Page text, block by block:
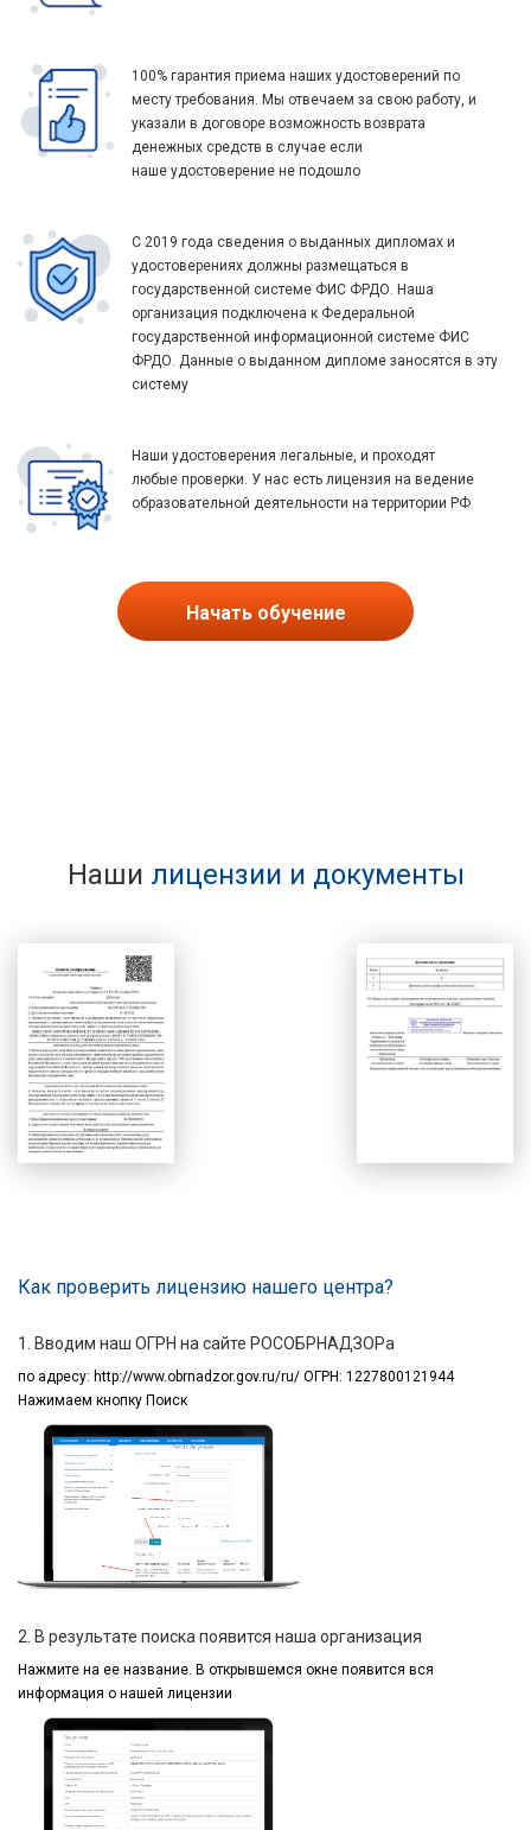
100% гарантия приема наших удостоверений по
месту требования. Мы отвечаем за свою работу, и
указали в договоре возможность возврата
денежных средств в случае если
наше удостоверение не подошло
С 2019 года сведения о выданных дипломах и
удостоверениях должны размещаться в
государственной системе ФИС ФРДО. Наша
организация подключена к Федеральной
государственной информационной системе ФИС
ФРДО. Данные о выданном дипломе заносятся в эту
систему
Наши удостоверения легальные, и проходят
любые проверки. У нас есть лицензия на ведение
образовательной деятельности на территории РФ
Начать обучение
Наши лицензии и документы
Как проверить лицензию нашего центра?
1. Вводим наш ОГРН на сайте РОСОБРНАДЗОРа
по адресу: http://www.obrnadzor.gov.ru/ru/ ОГРН: 1227800121944
Нажимаем кнопку Поиск
2. В результате поиска появится наша организация
Нажмите на ее название. В открывшемся окне появится вся
информация о нашей лицензии